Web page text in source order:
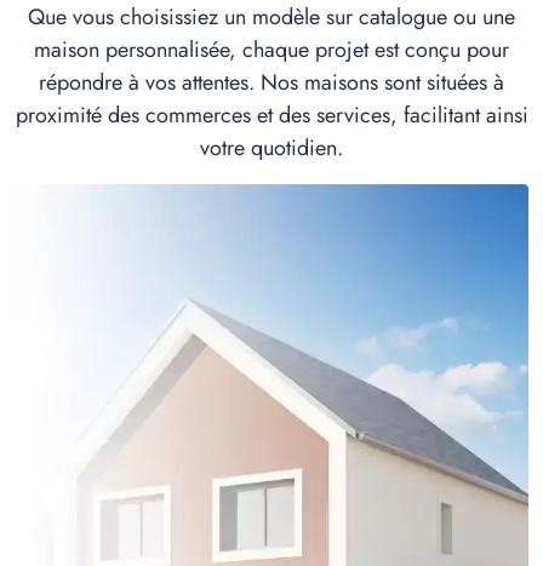
Que vous choisissiez un modèle sur catalogue ou une
maison personnalisée, chaque projet est conçu pour
répondre à vos attentes. Nos maisons sont situées à
proximité des commerces et des services, facilitant ainsi
votre quotidien.